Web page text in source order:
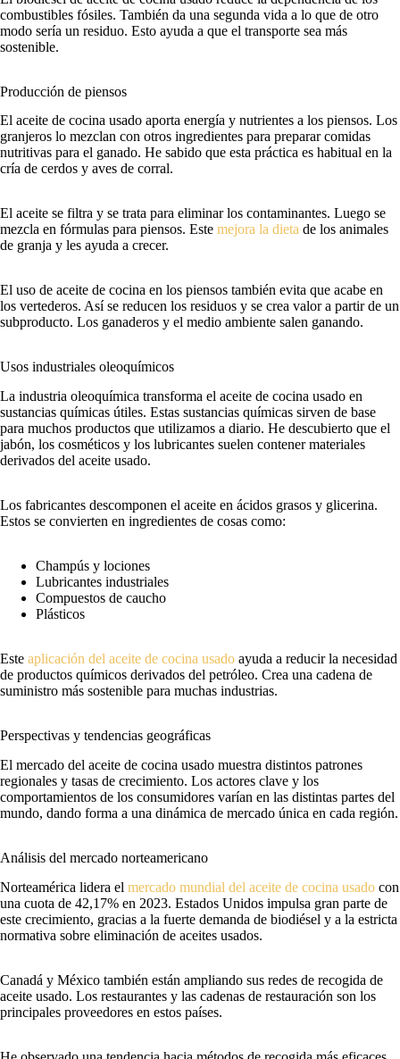
combustibles fósiles. También da una segunda vida a lo que de otro
modo sería un residuo. Esto ayuda a que el transporte sea más
sostenible.
Producción de piensos
El aceite de cocina usado aporta energía y nutrientes a los piensos. Los
granjeros lo mezclan con otros ingredientes para preparar comidas
nutritivas para el ganado. He sabido que esta práctica es habitual en la
cría de cerdos y aves de corral.
El aceite se filtra y se trata para eliminar los contaminantes. Luego se
mezcla en fórmulas para piensos. Este mejora la dieta de los animales
de granja y les ayuda a crecer.
El uso de aceite de cocina en los piensos también evita que acabe en
los vertederos. Así se reducen los residuos y se crea valor a partir de un
subproducto. Los ganaderos y el medio ambiente salen ganando.
Usos industriales oleoquímicos
La industria oleoquímica transforma el aceite de cocina usado en
sustancias químicas útiles. Estas sustancias químicas sirven de base
para muchos productos que utilizamos a diario. He descubierto que el
jabón, los cosméticos y los lubricantes suelen contener materiales
derivados del aceite usado.
Los fabricantes descomponen el aceite en ácidos grasos y glicerina.
Estos se convierten en ingredientes de cosas como:
Champús y lociones
Lubricantes industriales
Compuestos de caucho
Plásticos
Este aplicación del aceite de cocina usado ayuda a reducir la necesidad
de productos químicos derivados del petróleo. Crea una cadena de
suministro más sostenible para muchas industrias.
Perspectivas y tendencias geográficas
El mercado del aceite de cocina usado muestra distintos patrones
regionales y tasas de crecimiento. Los actores clave y los
comportamientos de los consumidores varían en las distintas partes del
mundo, dando forma a una dinámica de mercado única en cada región.
Análisis del mercado norteamericano
Norteamérica lidera el mercado mundial del aceite de cocina usado con
una cuota de 42,17% en 2023. Estados Unidos impulsa gran parte de
este crecimiento, gracias a la fuerte demanda de biodiésel y a la estricta
normativa sobre eliminación de aceites usados.
Canadá y México también están ampliando sus redes de recogida de
aceite usado. Los restaurantes y las cadenas de restauración son los
principales proveedores en estos países.